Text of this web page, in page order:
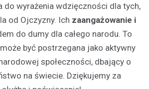
do wyrażenia wdzięczności dla tych,
od Ojczyzny. Ich zaangażowanie i
do dumy dla całego narodu. To
być postrzegana jako aktywny
społeczności, dbający o
na świecie. Dziękujemy za